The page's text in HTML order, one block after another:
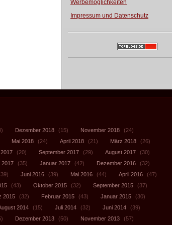
Werbemöglichkeiten
Impressum und Datenschutz
Dezember 2018 (15) November 2018
(24)
Mai 2018 (24) April 2018 (21) März 2018
(26)
(20) September 2017 (29) August 2017
(30)
2017 (35) Januar 2017 (42) Dezember 2016
(32)
Juni 2016 (39) Mai 2016 (44) April 2016
(47)
(43) Oktober 2015 (32) September 2015
(37)
2015 (32) Februar 2015 (43) Januar 2015
(30)
2014 (15) Juli 2014 (32) Juni 2014
(39)
Dezember 2013 (50) November 2013 (57)